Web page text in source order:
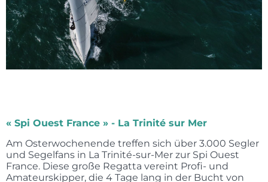
« Spi Ouest France » - La Trinité sur Mer
Am Osterwochenende treffen sich über 3.000 Segler
und Segelfans in La Trinité-sur-Mer zur Spi Ouest
France. Diese große Regatta vereint Profi- und
Amateurskipper, die 4 Tage lang in der Bucht von